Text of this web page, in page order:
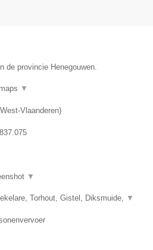
de provincie Henegouwen.
▼
West-Vlaanderen)
▼
Torhout, Gistel, Diksmuide, ▼